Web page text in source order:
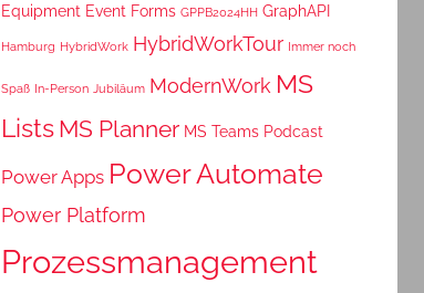
Equipment Event Forms GPPB2024HH GraphAPI
Hamburg HybridWork HybridWorkTour Immer noch
Spaß In-Person Jubiläum ModernWork MS
Lists MS Planner MS Teams Podcast
Power Apps Power Automate
Power Platform
Prozessmanagement